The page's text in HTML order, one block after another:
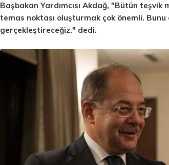
Başbakan Yardımcısı Akdağ, "Bütün
temas noktası oluşturmak çok önemli.
gerçekleştireceğiz." dedi.